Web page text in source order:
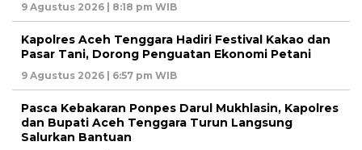
9 Agustus 2026 | 8:18 pm WIB
Kapolres Aceh Tenggara Hadiri Festival Kakao dan
Pasar Tani, Dorong Penguatan Ekonomi Petani
9 Agustus 2026 | 6:57 pm WIB
Pasca Kebakaran Ponpes Darul Mukhlasin, Kapolres
dan Bupati Aceh Tenggara Turun Langsung
Salurkan Bantuan